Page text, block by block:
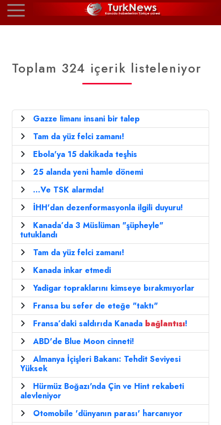
Toplam 324 içerik listeleniyor
Gazze limanı insani bir talep
Tam da yüz felci zamanı!
Ebola'ya 15 dakikada teşhis
25 alanda yeni hamle dönemi
...Ve TSK alarmda!
İHH'dan dezenformasyonla ilgili duyuru!
Kanada’da 3 Müslüman "şüpheyle"
tutuklandı
Tam da yüz felci zamanı!
Kanada inkar etmedi
Yadigar topraklarını kimseye bırakmıyorlar
Fransa bu sefer de eteğe "taktı"
Fransa’daki saldırıda Kanada bağlantısı!
ABD'de Blue Moon cinneti!
Almanya İçişleri Bakanı: Tehdit Seviyesi
Yüksek
Hürmüz Boğazı'nda Çin ve Hint rekabeti
alevleniyor
Otomobile 'dünyanın parası' harcanıyor